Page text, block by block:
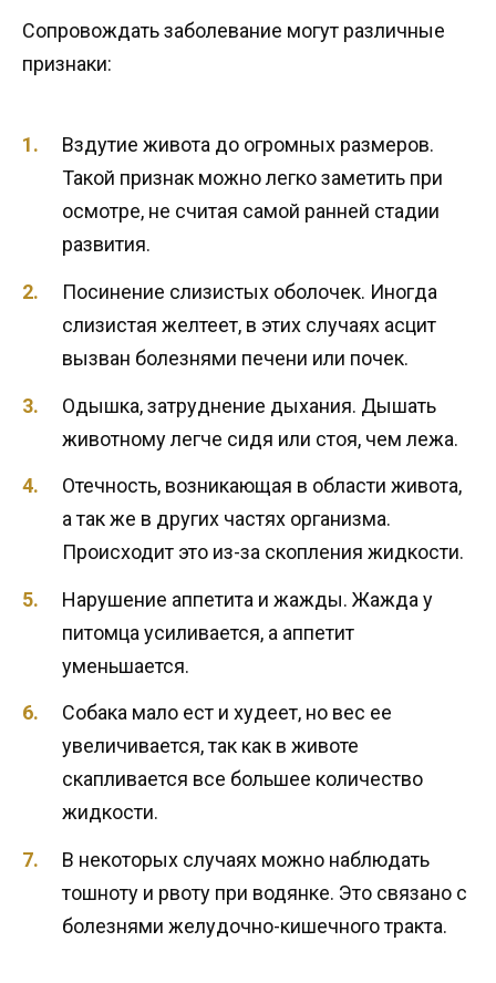
Сопровождать заболевание могут различные
признаки:
Вздутие живота до огромных размеров.
Такой признак можно легко заметить при
осмотре, не считая самой ранней стадии
развития.
Посинение слизистых оболочек. Иногда
слизистая желтеет, в этих случаях асцит
вызван болезнями печени или почек.
Одышка, затруднение дыхания. Дышать
животному легче сидя или стоя, чем лежа.
Отечность, возникающая в области живота,
а так же в других частях организма.
Происходит это из-за скопления жидкости.
Нарушение аппетита и жажды. Жажда у
питомца усиливается, а аппетит
уменьшается.
Собака мало ест и худеет, но вес ее
увеличивается, так как в животе
скапливается все большее количество
жидкости.
В некоторых случаях можно наблюдать
тошноту и рвоту при водянке. Это связано с
болезнями желудочно-кишечного тракта.